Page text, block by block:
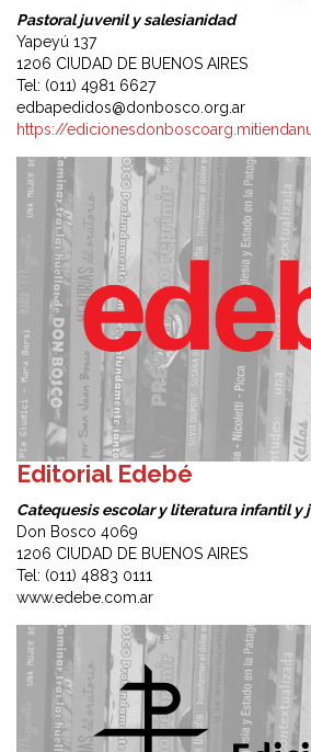
Pastoral juvenil y salesianidad
Yapeyú 137
1206 CIUDAD DE BUENOS AIRES
Tel: (011) 4981 6627
edbapedidos@donbosco.org.ar
https://
Editorial Edebé
Catequesis escolar y literatura infantil y
Don Bosco 4069
1206 CIUDAD DE BUENOS AIRES
Tel: (011) 4883 0111
www.edebe.com.ar